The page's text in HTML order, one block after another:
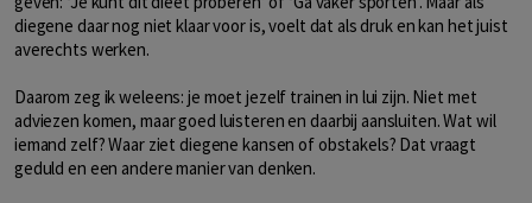
diegene daar nog niet klaar voor is, voelt dat als druk en kan het juist
averechts werken.
Daarom zeg ik weleens: je moet jezelf trainen in lui zijn. Niet met
adviezen komen, maar goed luisteren en daarbij aansluiten. Wat wil
iemand zelf? Waar ziet diegene kansen of obstakels? Dat vraagt
geduld en een andere manier van denken.